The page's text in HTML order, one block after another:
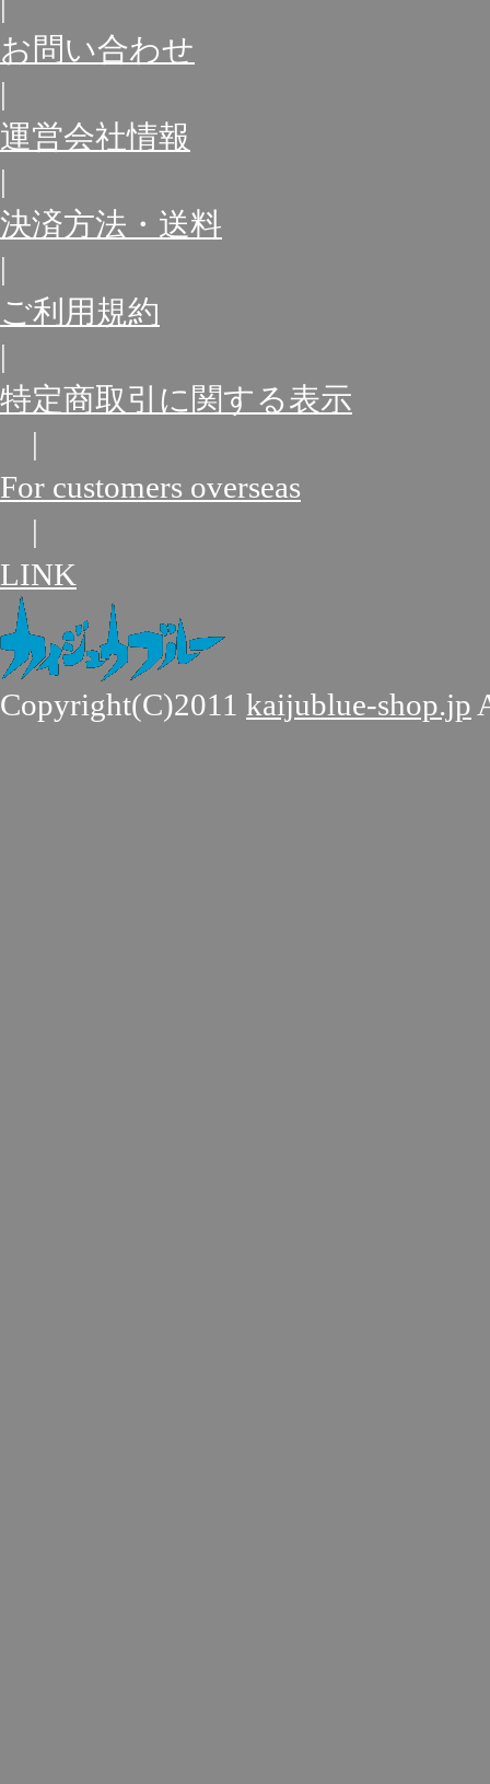
お問い合わせ
|
運営会社情報
|
決済方法・送料
|
ご利用規約
|
特定商取引に関する表示
|
For customers overseas
|
LINK
Copyright(C)2011 kaijublue-shop.jp